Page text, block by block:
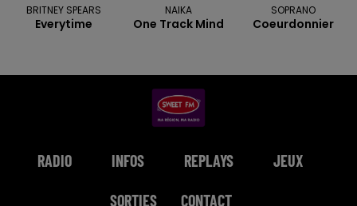
BRITNEY SPEARS
Everytime
NAIKA
One Track Mind
SOPRANO
Coeurdonnier
RADIO INFOS REPLAYS JEUX
SORTIES CONTACT